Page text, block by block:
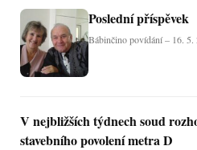
Poslední příspěvek
Bábinčino povídání – 16. 5.
V nejbližších týdnech soud
stavebního povolení metra D